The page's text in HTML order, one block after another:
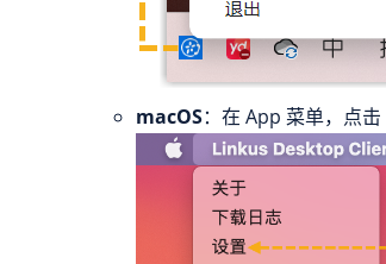
macOS：在 App 菜单，点击